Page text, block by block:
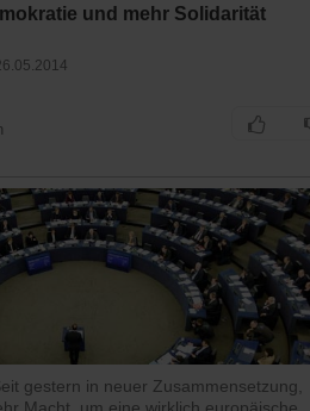
und mehr Solidarität
gestern in neuer Zusammensetzung,
Macht, um eine wirklich europäische